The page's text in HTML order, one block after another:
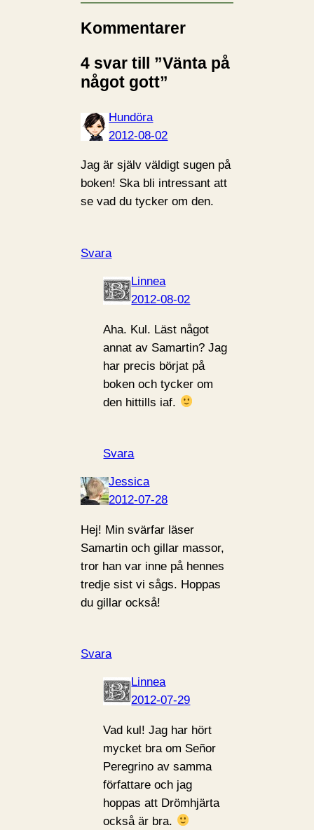
Kommentarer
4 svar till ”Vänta på
något gott”
Hundöra
2012-08-02
Jag är själv väldigt sugen på
boken! Ska bli intressant att
se vad du tycker om den.
Svara
Linnea
2012-08-02
Aha. Kul. Läst något
annat av Samartin? Jag
har precis börjat på
boken och tycker om
den hittills iaf.
Svara
Jessica
2012-07-28
Hej! Min svärfar läser
Samartin och gillar massor,
tror han var inne på hennes
tredje sist vi sågs. Hoppas
du gillar också!
Svara
Linnea
2012-07-29
Vad kul! Jag har hört
mycket bra om Señor
Peregrino av samma
författare och jag
hoppas att Drömhjärta
också är bra.